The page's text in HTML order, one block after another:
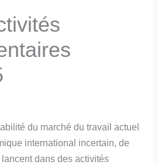
du marché du travail actuel
international incertain, de
dans des activités